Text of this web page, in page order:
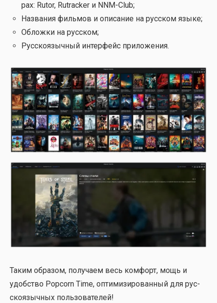
рах: Rutor, Rutracker и NNM-Club;
Назва­ния филь­мов и опи­са­ние на рус­ском язы­ке;
Облож­ки на рус­ском;
Рус­ско­языч­ный интер­фейс при­ло­же­ния.
Таким обра­зом, полу­ча­ем весь ком­форт, мощь и
удоб­ство Popcorn Time, опти­ми­зи­ро­ван­ный для рус­
ско­языч­ных поль­зо­ва­те­лей!